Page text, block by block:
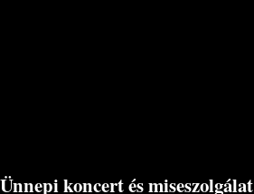
Ünnepi koncert és miseszolgálat